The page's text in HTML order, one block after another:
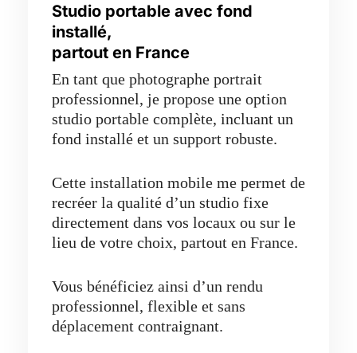
Studio portable avec fond
installé,
partout en France
En tant que photographe portrait
professionnel, je propose une option
studio portable complète, incluant un
fond installé et un support robuste.
Cette installation mobile me permet de
recréer la qualité d’un studio fixe
directement dans vos locaux ou sur le
lieu de votre choix, partout en France.
Vous bénéficiez ainsi d’un rendu
professionnel, flexible et sans
déplacement contraignant.